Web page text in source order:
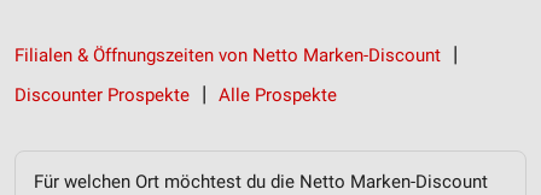
Filialen & Öffnungszeiten von Netto Marken-Discount
Discounter Prospekte
Alle Prospekte
Für welchen Ort möchtest du die Netto Marken-Discount